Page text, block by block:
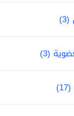
(3)